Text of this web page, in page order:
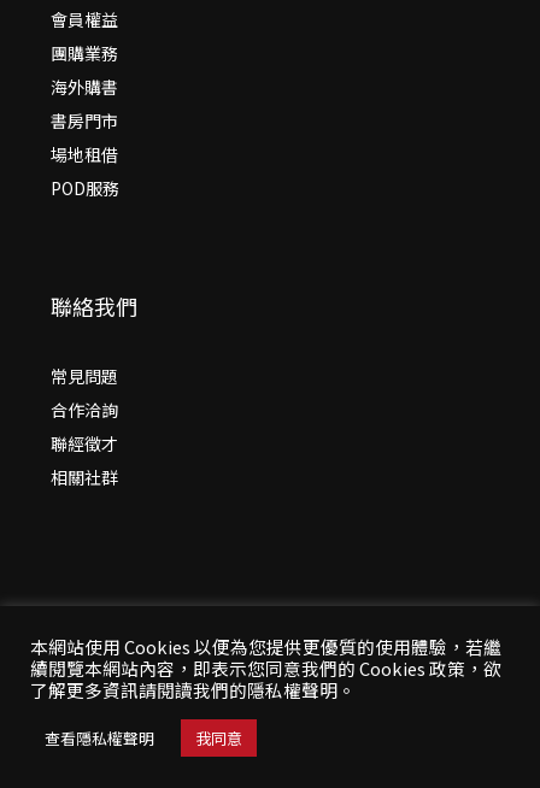
會員權益
團購業務
海外購書
書房門市
場地租借
POD服務
聯絡我們
常見問題
合作洽詢
聯經徵才
相關社群
© 2026 年聯經出版：思考，連結過去與未來
All Rights Reserved | 本站台資料為版權所有，非經同
意請勿作任何形式之轉載使用
本網站使用 Cookies 以便為您提供更優質的使用體驗，若繼
續閱覽本網站內容，即表示您同意我們的 Cookies 政策，欲
了解更多資訊請閱讀我們的隱私權聲明。
查看隱私權聲明 我同意